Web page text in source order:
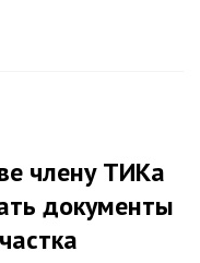
члену ТИКа
документы